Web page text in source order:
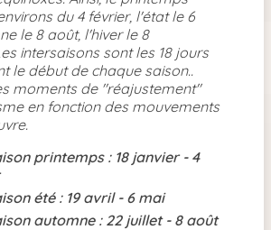
du 4 février, l'état le 6
le 8 août, l'hiver le 8
intersaisons sont les 18 jours
le début de chaque saison..
moments de "réajustement"
en fonction des mouvements
printemps : 18 janvier - 4
été : 19 avril - 6 mai
automne : 22 juillet - 8 août